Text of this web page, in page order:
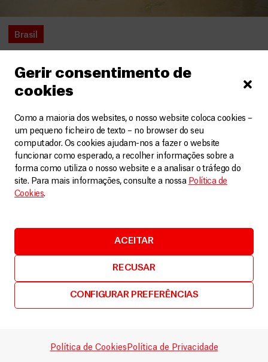
Gerir consentimento de
cookies
Como a maioria dos websites, o nosso website coloca cookies –
um pequeno ficheiro de texto – no browser do seu
computador. Os cookies ajudam-nos a fazer o website
funcionar como esperado, a recolher informações sobre a
forma como utiliza o nosso website e a analisar o tráfego do
site. Para mais informações, consulte a nossa Política de
Cookies.
ACEITAR
RECUSAR
CONFIGURAR PREFERÊNCIAS
Política de Cookies Política de Privacidade
Brasil
impactos das alterações climáticas na saúde
10 Novembro, 2025
LEIA MAIS